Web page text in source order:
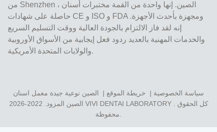
من Shenzhen ، الصين. إنها واحدة من القمة مختبرات أسنان
حاصلة على شهادات CE و ISO و FDA ومجهزة بأحدث الأجهزة.
إنه لقد فاز الالتزام بالجودة العالية ووقت التسليم السريع
والخدمات المهنية بالعديد ردود فعل إيجابية من الأسواق الأوروبية
والولايات المتحدة الأمريكية.
سياسة الخصوصية | خريطة الموقع | الصين نوعية جيدة معمل اسنان
VIVI DENTAI LABORATORY. كل الحقوق